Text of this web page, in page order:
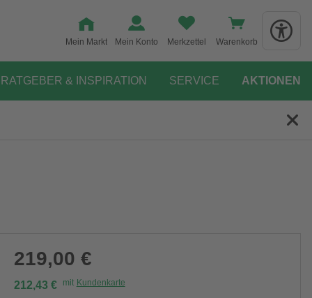
Mein Markt Mein Konto Merkzettel Warenkorb
RATGEBER & INSPIRATION SERVICE AKTIONEN
219,00 €
212,43 € mit Kundenkarte